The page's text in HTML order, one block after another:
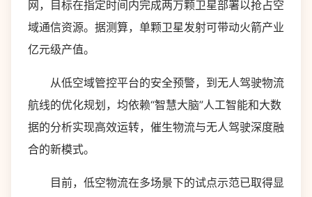
网，目标在指定时间内完成两万颗卫星部署以抢占空
域通信资源。据测算，单颗卫星发射可带动火箭产业
亿元级产值。
从低空域管控平台的安全预警，到无人驾驶物流
航线的优化规划，均依赖“智慧大脑”人工智能和大数
据的分析实现高效运转，催生物流与无人驾驶深度融
合的新模式。
目前，低空物流在多场景下的试点示范已取得显